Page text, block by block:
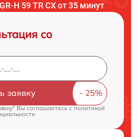
H 59 TR CX от 35 минут
со
заявку
Вы соглашаетесь cполитикой